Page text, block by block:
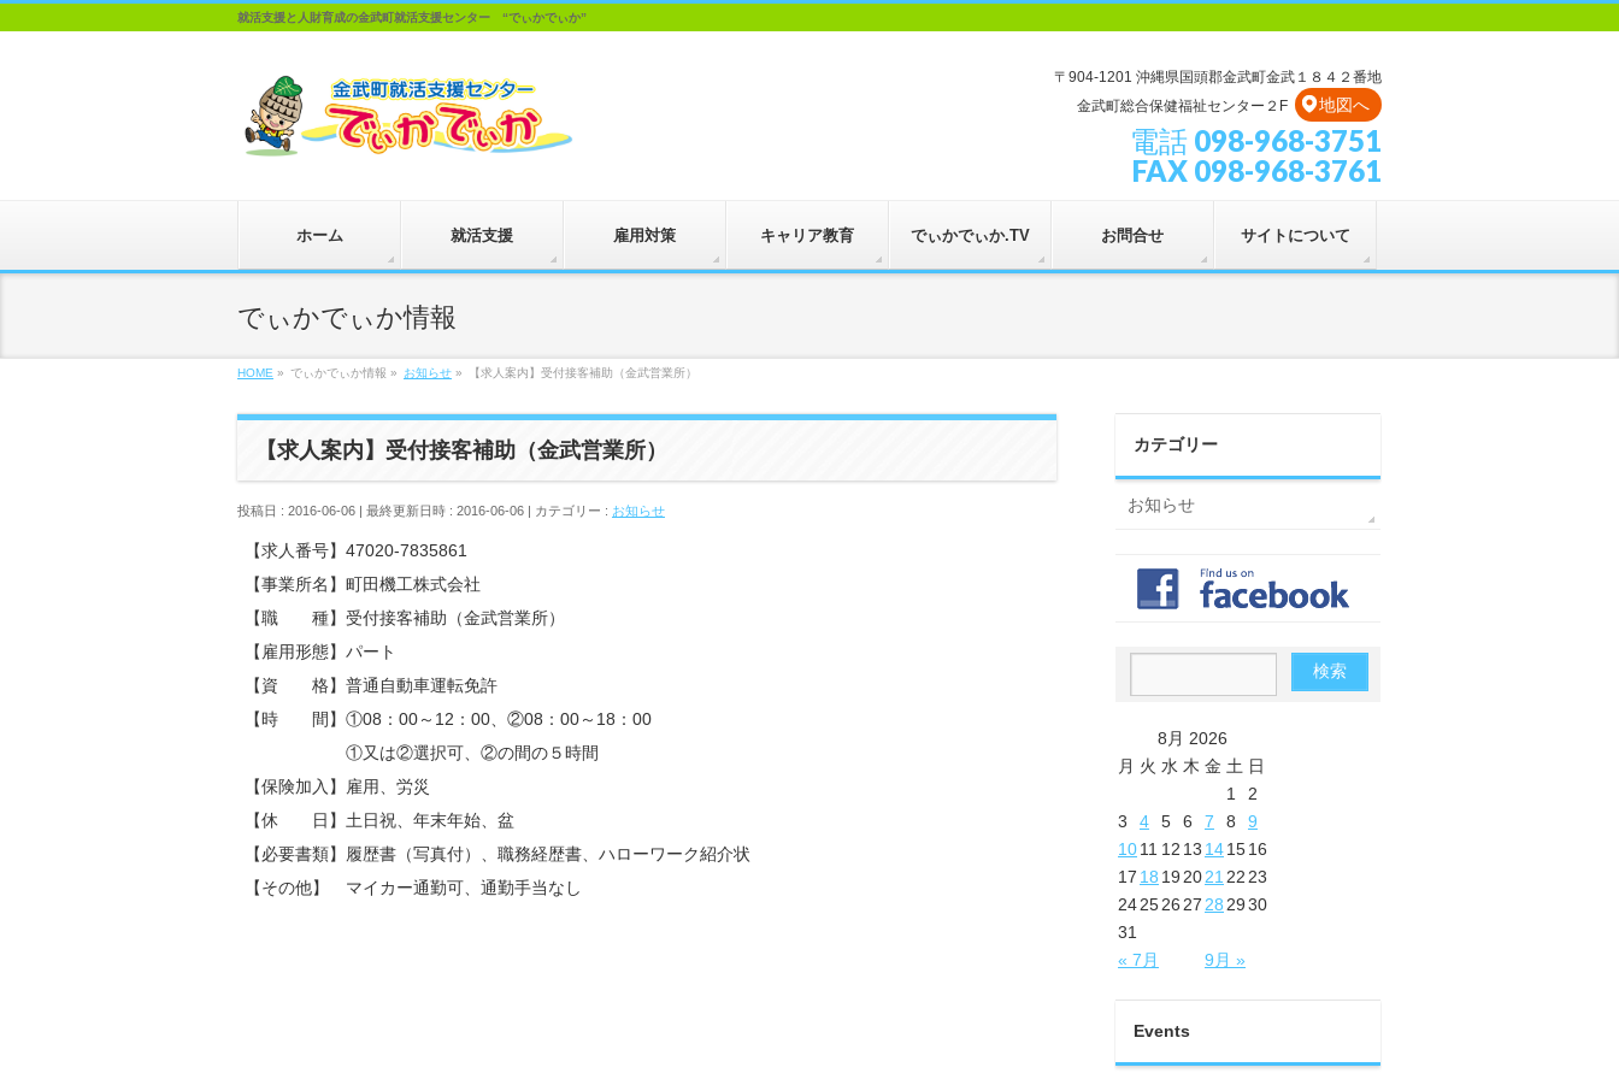
就活支援と人財育成の金武町就活支援センター “でぃかでぃか”
〒904-1201 沖縄県国頭郡金武町金武１８４２番地
金武町総合保健福祉センター２F
地図へ
電話 098-968-3751
FAX 098-968-3761
ホーム 就活支援 雇用対策 キャリア教育 でぃかでぃか.TV お問合せ サイトについて
でぃかでぃか情報
HOME » でぃかでぃか情報 » お知らせ » 【求人案内】受付接客補助（金武営業所）
【求人案内】受付接客補助（金武営業所）
投稿日 : 2016-06-06 最終更新日時 : 2016-06-06 カテゴリー : お知らせ
【求人番号】47020-7835861
【事業所名】町田機工株式会社
【職 種】受付接客補助（金武営業所）
【雇用形態】パート
【資 格】普通自動車運転免許
【時 間】①08：00～12：00、②08：00～18：00
①又は②選択可、②の間の５時間
【保険加入】雇用、労災
【休 日】土日祝、年末年始、盆
【必要書類】履歴書（写真付）、職務経歴書、ハローワーク紹介状
【その他】 マイカー通勤可、通勤手当なし
カテゴリー
お知らせ
8月 2026
月 火 水 木 金 土 日
« 7月 9月 »
1
2
3
4 5 6 7 8
9
1011 12 13 141516
17 18 19 2021 22 23
242526 27 28 2930
31
Events